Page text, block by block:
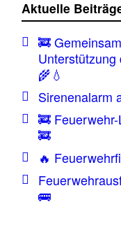
Aktuelle
🚒
🌾💧
Sirenenalarm
🚒
🚒
🔥
🚌